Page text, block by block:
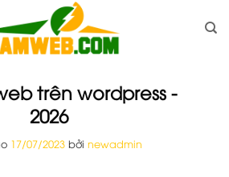
trên wordpress -
2026
17/07/2023 bởi newadmin